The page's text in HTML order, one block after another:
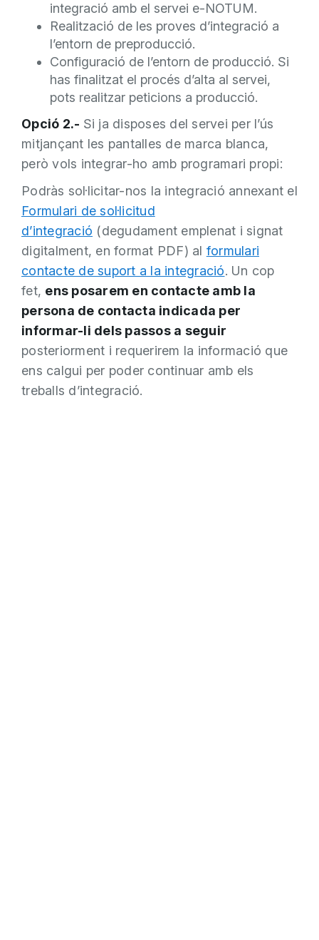
integració amb el servei e-NOTUM.
Realització de les proves d’integració a
l’entorn de preproducció.
Configuració de l’entorn de producció. Si
has finalitzat el procés d’alta al servei,
pots realitzar peticions a producció.
Opció 2.- Si ja disposes del servei per l’ús
mitjançant les pantalles de marca blanca,
però vols integrar-ho amb programari propi:
Podràs sol·licitar-nos la integració annexant el
Formulari de sol·licitud
d’integració (degudament emplenat i signat
digitalment, en format PDF) al formulari
contacte de suport a la integració. Un cop
fet, ens posarem en contacte amb la
persona de contacta indicada per
informar-li dels passos a seguir
posteriorment i requerirem la informació que
ens calgui per poder continuar amb els
treballs d’integració.